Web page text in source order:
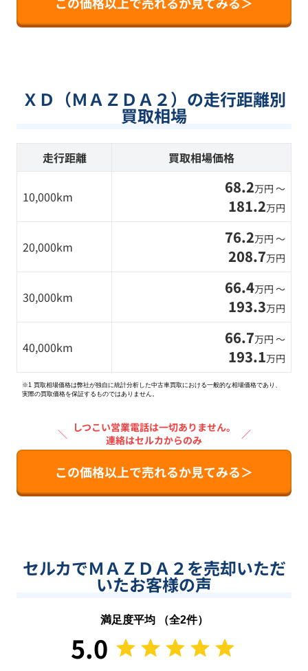
ＸＤ（ＭＡＺＤＡ２）の走行距離別
買取相場
走行距離 買取相場価格
10,000km 68.2万円 〜
181.2万円
20,000km 76.2万円 〜
208.7万円
30,000km 66.4万円 〜
193.3万円
40,000km 66.7万円 〜
193.1万円
※1 買取相場価格は弊社が独自に統計分析した中古車買取における一般的な相場価格であり、
実際の買取価格を保証するものではありません。
＼ しつこい営業電話は一切ありません。
連絡はセルカからのみ
／
この価格以上で売れるか見てみる＞
セルカでＭＡＺＤＡ２を売却いただ
いたお客様の声
満足度平均 （全2件）
5.0